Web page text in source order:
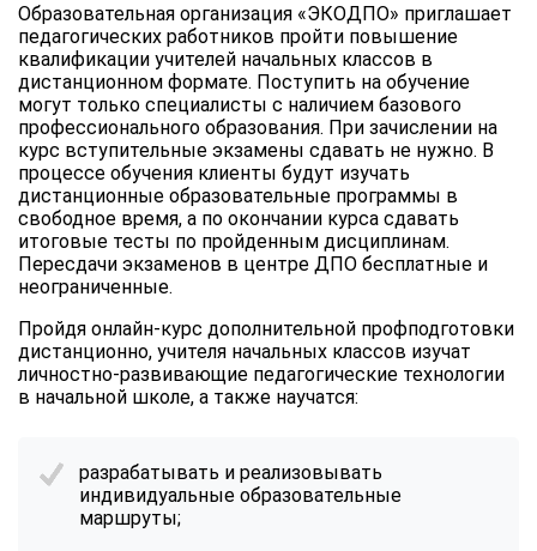
Образовательная организация «ЭКОДПО» приглашает
педагогических работников пройти повышение
квалификации учителей начальных классов в
дистанционном формате. Поступить на обучение
могут только специалисты с наличием базового
профессионального образования. При зачислении на
курс вступительные экзамены сдавать не нужно. В
процессе обучения клиенты будут изучать
дистанционные образовательные программы в
свободное время, а по окончании курса сдавать
итоговые тесты по пройденным дисциплинам.
Пересдачи экзаменов в центре ДПО бесплатные и
неограниченные.
Пройдя онлайн-курс дополнительной профподготовки
дистанционно, учителя начальных классов изучат
личностно-развивающие педагогические технологии
в начальной школе, а также научатся:
разрабатывать и реализовывать
индивидуальные образовательные
маршруты;